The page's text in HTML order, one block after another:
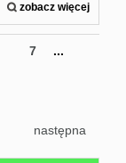
zobacz więcej
7 ...
następna